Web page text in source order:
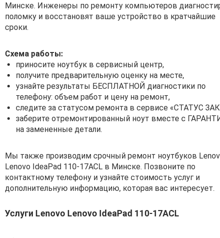
Минске. Инженеры по ремонту компьютеров
поломку и восстановят ваше устройство в кратчайшие
сроки.
Схема работы:
приносите ноутбук в сервисный центр,
получите предварительную оценку на месте,
узнайте результаты БЕСПЛАТНОЙ диагностики по
телефону: объем работ и цену на ремонт,
следите за статусом ремонта в сервисе «СТАТУС
заберите отремонтированный ноут вместе с
на замененные детали.
Мы также производим срочный ремонт ноутбуков
Lenovo IdeaPad 110-17ACL в Минске. Позвоните по
контактному телефону и узнайте стоимость услуг и
дополнительную информацию, которая вас интересует.
Услуги Lenovo Lenovo IdeaPad 110-17ACL